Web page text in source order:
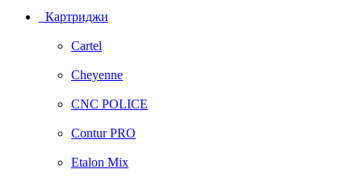
Картриджи
Cartel
Cheyenne
CNC POLICE
Contur PRO
Etalon Mix